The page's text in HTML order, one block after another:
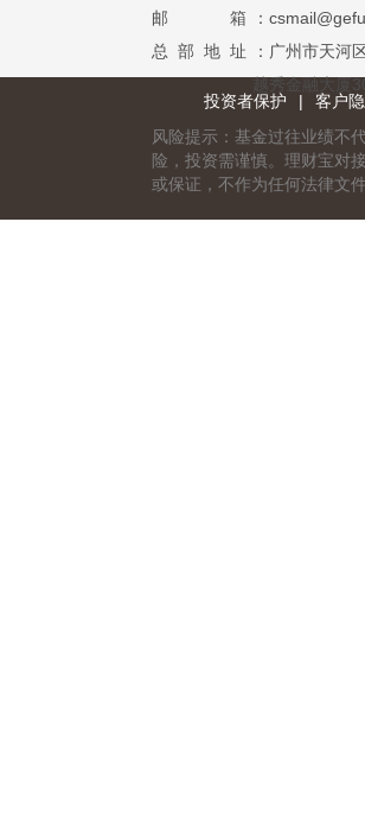
邮 箱
：
总 部 地 址
：广州市天河
越秀金融大厦
投资者保护
| 客户
风险提示：基金过往业绩不
险，投资需谨慎。理财宝对
或保证，不作为任何法律文件